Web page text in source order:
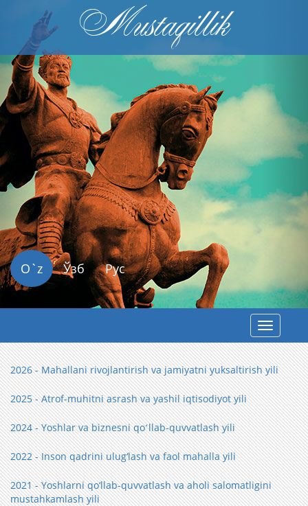
Mustaqillik
Previous
O`z Ўзб Рус
Toggle
2026 - Mahallani rivojlantirish va jamiyatni yuksaltirish yili
2025 - Atrof-muhitni asrash va yashil iqtisodiyot yili
2024 - Yoshlar va biznesni qoʻllab-quvvatlash yili
2022 - Inson qadrini ulug‘lash va faol mahalla yili
2021 - Yoshlarni qo‘llab-quvvatlash va aholi salomatligini
mustahkamlash yili